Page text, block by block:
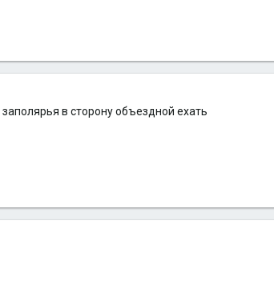
в сторону объездной ехать